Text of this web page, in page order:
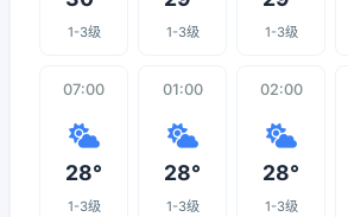
1-3级 1-3级 1-3级
07:00
28°
1-3级
01:00
28°
1-3级
02:00
28°
1-3级